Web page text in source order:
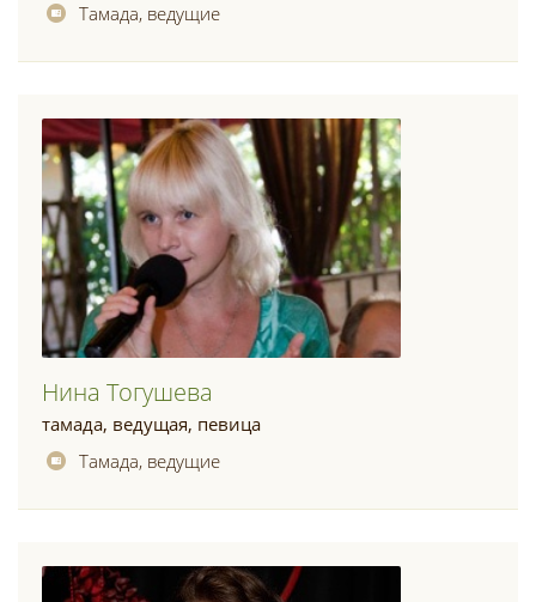
Тамада, ведущие
Нина Тогушева
тамада, ведущая, певица
Тамада, ведущие